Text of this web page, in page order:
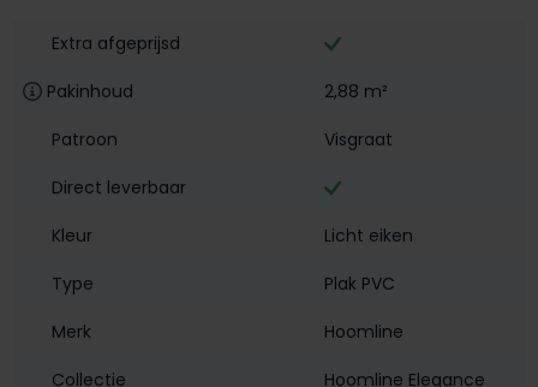
Extra afgeprijsd
Pakinhoud
2,88 m²
Patroon
Visgraat
Direct leverbaar
Kleur
Licht eiken
Type
Plak PVC
Merk
Hoomline
Collectie
Hoomline Elegance